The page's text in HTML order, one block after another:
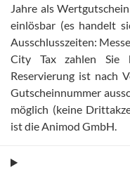
Jahre als
einlösbar (es handelt
Ausschlusszeiten:
City Tax zahlen
Reservierung ist nach
Gutscheinnummer
möglich (keine
ist die Animod GmbH